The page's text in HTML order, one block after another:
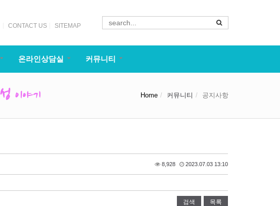
CONTACT US SITEMAP
온라인상담실 커뮤니티
Home 커뮤니티 공지사항
8,928 2023.07.03 13:10
검색 목록